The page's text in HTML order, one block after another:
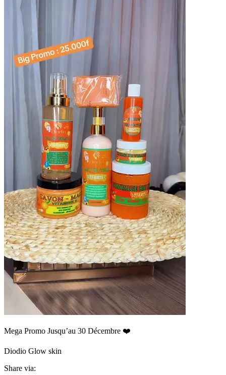
Mega Promo Jusqu’au 30 Décembre ❤️
Diodio Glow skin
Share via: